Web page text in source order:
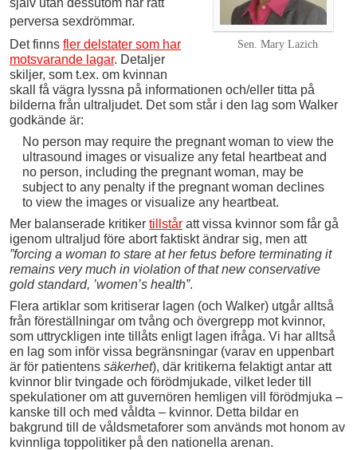
Sen. Mary Lazich
själv utan dessutom har rätt
perversa sexdrömmar.
Det finns fler delstater som har
motsvarande lagar. Detaljer
skiljer, som t.ex. om kvinnan
skall få vägra lyssna på informationen och/eller titta på
bilderna från ultraljudet. Det som står i den lag som Walker
godkände är:
No person may require the pregnant woman to view the
ultrasound images or visualize any fetal heartbeat and
no person, including the pregnant woman, may be
subject to any penalty if the pregnant woman declines
to view the images or visualize any heartbeat.
Mer balanserade kritiker tillstår att vissa kvinnor som får gå
igenom ultraljud före abort faktiskt ändrar sig, men att
”forcing a woman to stare at her fetus before terminating it
remains very much in violation of that new conservative
gold standard, ’women’s health”.
Flera artiklar som kritiserar lagen (och Walker) utgår alltså
från föreställningar om tvång och övergrepp mot kvinnor,
som uttryckligen inte tillåts enligt lagen ifråga. Vi har alltså
en lag som inför vissa begränsningar (varav en uppenbart
är för patientens säkerhet), där kritikerna felaktigt antar att
kvinnor blir tvingade och förödmjukade, vilket leder till
spekulationer om att guvernören hemligen vill förödmjuka –
kanske till och med våldta – kvinnor. Detta bildar en
bakgrund till de våldsmetaforer som används mot honom av
kvinnliga toppolitiker på den nationella arenan.